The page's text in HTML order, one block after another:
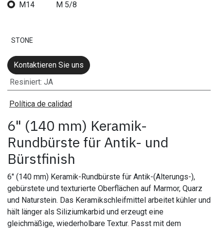
M14 M 5/8
STONE
Kontaktieren Sie uns
Resiniert: JA
Política de calidad
6" (140 mm) Keramik-
Rundbürste für Antik- und
Bürstfinish
6" (140 mm) Keramik-Rundbürste für Antik-(Alterungs-),
gebürstete und texturierte Oberflächen auf Marmor, Quarz
und Naturstein. Das Keramikschleifmittel arbeitet kühler und
hält länger als Siliziumkarbid und erzeugt eine
gleichmäßige, wiederholbare Textur. Passt mit dem